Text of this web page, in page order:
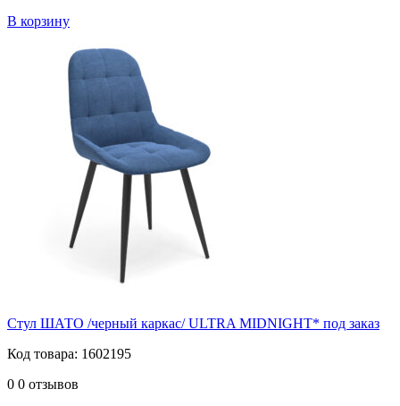
В корзину
Стул ШАТО /черный каркас/ ULTRA MIDNIGHT* под заказ
Код товара: 1602195
0 0 отзывов